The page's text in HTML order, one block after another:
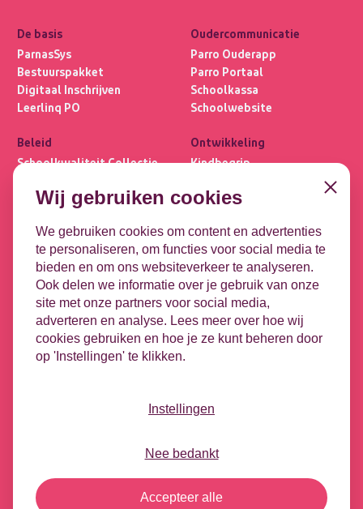
De basis
ParnasSys
Bestuurspakket
Digitaal Inschrijven
Leerlinq PO
Beleid
Schoolkwaliteit Collectie
Privacybasis
Oudercommunicatie
Parro Ouderapp
Parro Portaal
Schoolkassa
Schoolwebsite
Ontwikkeling
Kindbegrip
OPP
Koppelingen
DULT
Google
Microsoft
HR-koppeling
Contact
Leeuwenbrug 1-51
7411 TE Deventer
Contact opnemen
Vacatures
2026
Wij gebruiken cookies
We gebruiken cookies om content en advertenties
te personaliseren, om functies voor social media te
bieden en om ons websiteverkeer te analyseren.
Ook delen we informatie over je gebruik van onze
site met onze partners voor social media,
adverteren en analyse. Lees meer over hoe wij
cookies gebruiken en hoe je ze kunt beheren door
op 'Instellingen' te klikken.
Close
Instellingen
Nee bedankt
Accepteer alle